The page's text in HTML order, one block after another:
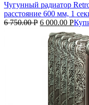
Чугунный радиатор
расстояние 600 мм, 1
6 750.00Р 6 000.00 Р